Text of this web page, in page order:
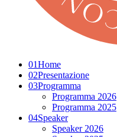
01Home
02Presentazione
03Programma
Programma 2026
Programma 2025
04Speaker
Speaker 2026